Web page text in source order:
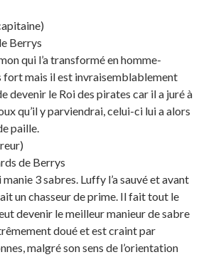
Berrys
qui l’a transformé en homme-
fort mais il est invraisemblablement
devenir le Roi des pirates car il a juré à
qu’il y parviendrai, celui-ci lui a alors
paille.
de Berrys
manie 3 sabres. Luffy l’a sauvé et avant
un chasseur de prime. Il fait tout le
devenir le meilleur manieur de sabre
doué et est craint par
malgré son sens de l’orientation